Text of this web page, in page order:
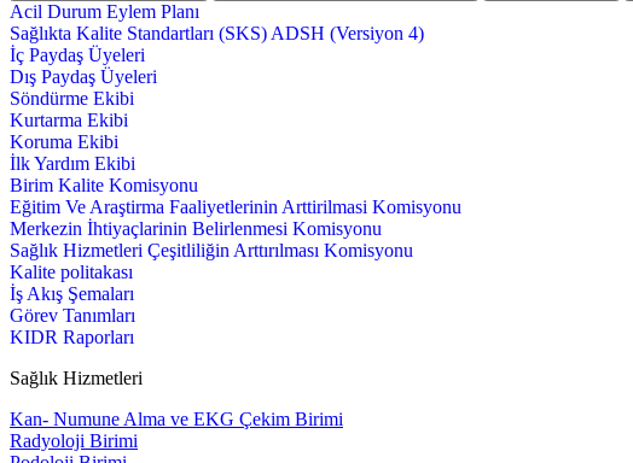
Acil Durum Eylem Planı
Sağlıkta Kalite Standartları (SKS) ADSH (Versiyon 4)
İç Paydaş Üyeleri
Dış Paydaş Üyeleri
Söndürme Ekibi
Kurtarma Ekibi
Koruma Ekibi
İlk Yardım Ekibi
Birim Kalite Komisyonu
Eğitim Ve Araştirma Faaliyetlerinin Arttirilmasi Komisyonu
Merkezin İhtiyaçlarinin Belirlenmesi Komisyonu
Sağlık Hizmetleri Çeşitliliğin Arttırılması Komisyonu
Kalite politakası
İş Akış Şemaları
Görev Tanımları
KIDR Raporları
Sağlık Hizmetleri
Kan- Numune Alma ve EKG Çekim Birimi
Radyoloji Birimi